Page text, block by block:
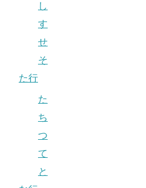
し
す
せ
そ
た行
た
ち
つ
て
と